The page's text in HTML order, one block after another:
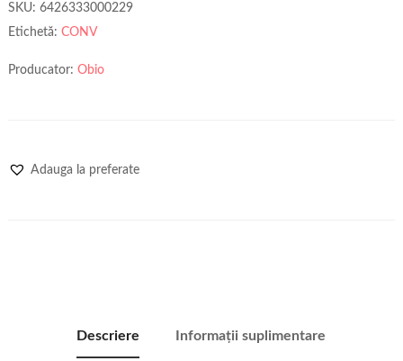
SKU: 6426333000229
Etichetă: CONV
Producator: Obio
Adauga la preferate
Descriere Informații suplimentare